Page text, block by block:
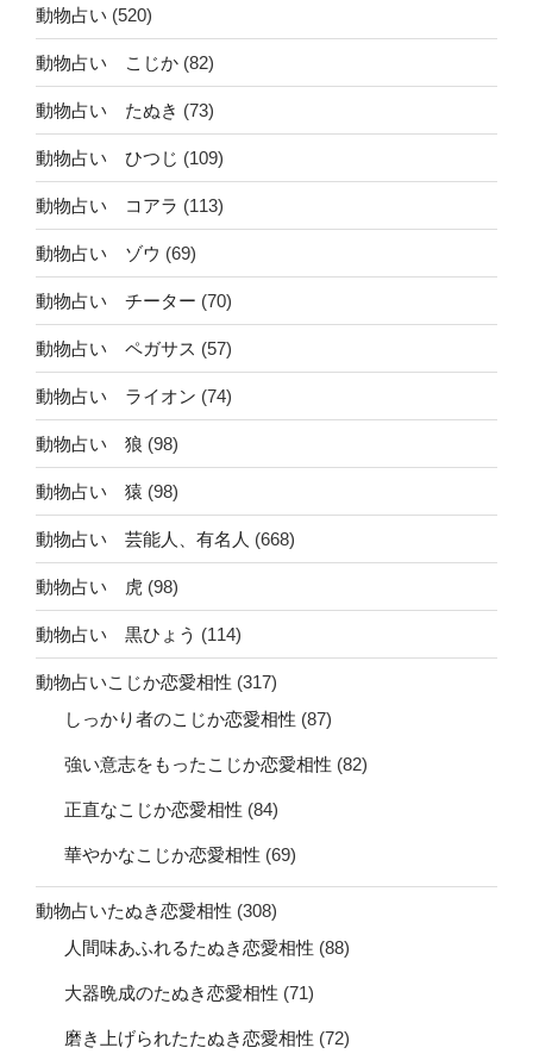
動物占い (520)
動物占い こじか (82)
動物占い たぬき (73)
動物占い ひつじ (109)
動物占い コアラ (113)
動物占い ゾウ (69)
動物占い チーター (70)
動物占い ペガサス (57)
動物占い ライオン (74)
動物占い 狼 (98)
動物占い 猿 (98)
動物占い 芸能人、有名人 (668)
動物占い 虎 (98)
動物占い 黒ひょう (114)
動物占いこじか恋愛相性 (317)
しっかり者のこじか恋愛相性 (87)
強い意志をもったこじか恋愛相性 (82)
正直なこじか恋愛相性 (84)
華やかなこじか恋愛相性 (69)
動物占いたぬき恋愛相性 (308)
人間味あふれるたぬき恋愛相性 (88)
大器晩成のたぬき恋愛相性 (71)
磨き上げられたたぬき恋愛相性 (72)